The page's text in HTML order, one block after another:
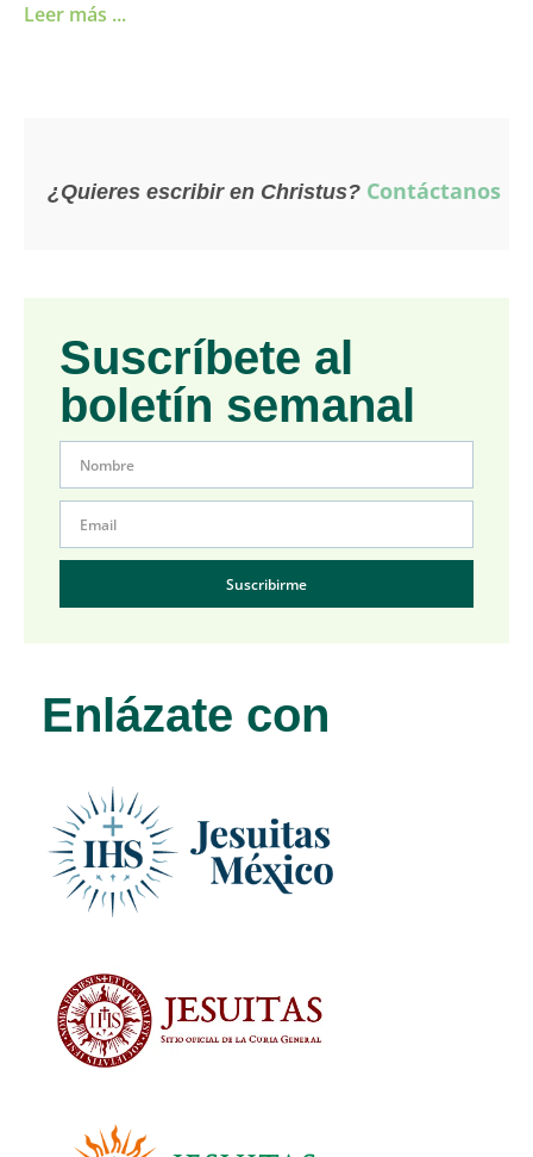
Leer más ...
¿Quieres escribir en Christus? Contáctanos
Suscríbete al
boletín semanal
Suscribirme
Enlázate con